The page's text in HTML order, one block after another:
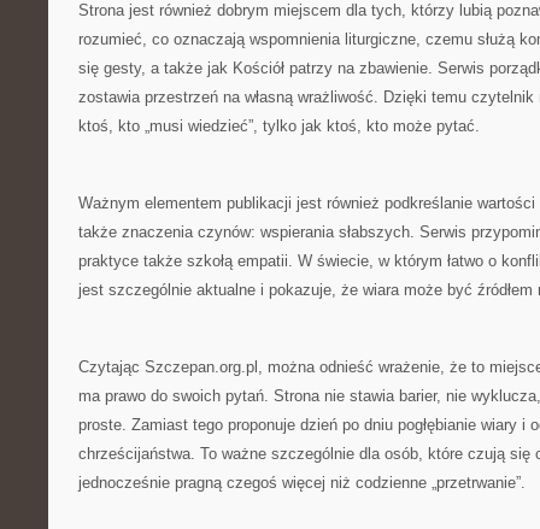
Strona jest również dobrym miejscem dla tych, którzy lubią
rozumieć, co oznaczają wspomnienia liturgiczne, czemu służą
się gesty, a także jak Kościół patrzy na zbawienie. Serwis
zostawia przestrzeń na własną wrażliwość. Dzięki temu
ktoś, kto „musi wiedzieć”, tylko jak ktoś, kto może pytać.
Ważnym elementem publikacji jest również podkreślanie
także znaczenia czynów: wspierania słabszych. Serwis
praktyce także szkołą empatii. W świecie, w którym łatwo o
jest szczególnie aktualne i pokazuje, że wiara może być źródłem
Czytając Szczepan.org.pl, można odnieść wrażenie, że to
ma prawo do swoich pytań. Strona nie stawia barier, nie
proste. Zamiast tego proponuje dzień po dniu pogłębianie wiary i
chrześcijaństwa. To ważne szczególnie dla osób, które czują się
jednocześnie pragną czegoś więcej niż codzienne „przetrwanie”.